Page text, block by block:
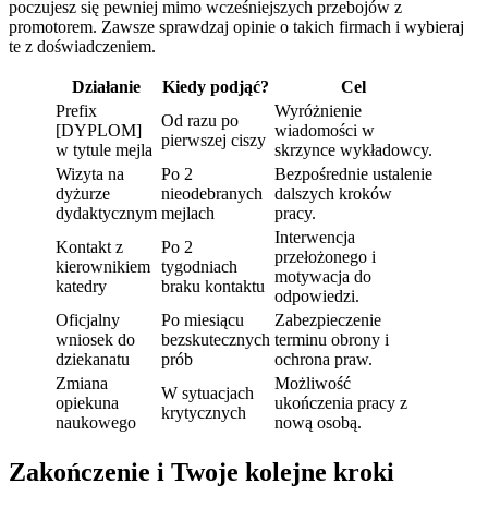
poczujesz się pewniej mimo wcześniejszych przebojów z
promotorem. Zawsze sprawdzaj opinie o takich firmach i wybieraj
te z doświadczeniem.
Działanie Kiedy podjąć?
Cel
Prefix
[DYPLOM]
w tytule mejla
Od razu po
pierwszej ciszy
Wyróżnienie
wiadomości w
skrzynce wykładowcy.
Wizyta na
dyżurze
dydaktycznym
Po 2
nieodebranych
mejlach
Bezpośrednie ustalenie
dalszych kroków
pracy.
Kontakt z
kierownikiem
katedry
Po 2
tygodniach
braku kontaktu
Interwencja
przełożonego i
motywacja do
odpowiedzi.
Oficjalny
wniosek do
dziekanatu
Po miesiącu
bezskutecznych
prób
Zabezpieczenie
terminu obrony i
ochrona praw.
Zmiana
opiekuna
naukowego
W sytuacjach
krytycznych
Możliwość
ukończenia pracy z
nową osobą.
Zakończenie i Twoje kolejne kroki